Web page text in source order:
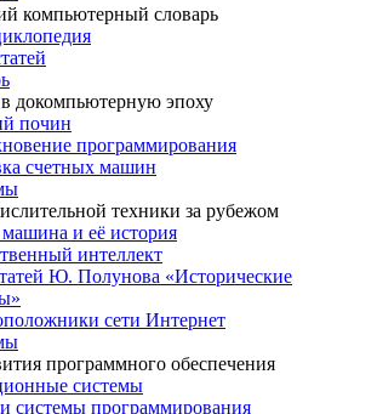
компьютерный словарь
докомпьютерную эпоху
почин
программирования
счетных машин
техники за рубежом
и её история
интеллект
Ю. Полунова «Исторические
сети Интернет
программного обеспечения
системы
системы программирования